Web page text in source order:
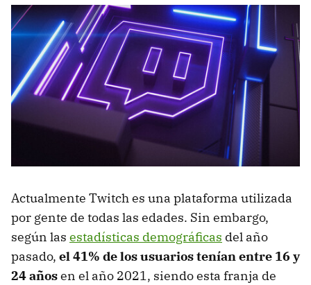
Actualmente Twitch es una plataforma utilizada
por gente de todas las edades. Sin embargo,
según las estadísticas demográficas del año
pasado, el 41% de los usuarios tenían entre 16 y
24 añosen el año 2021, siendo esta franja de